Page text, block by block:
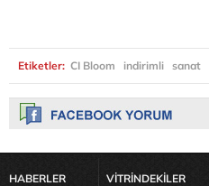
Etiketler: CI Bloom indirimli sanat
HABERLER
VİTRİNDEKİLER